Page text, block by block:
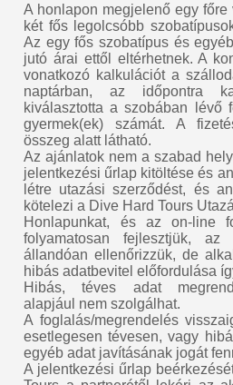
A honlapon megjelenő egy
két fős legolcsóbb
Az egy fős szobatípus és
jutó árai ettől eltérhetnek. A
vonatkozó kalkulációt a
naptárban, az időpontra
kiválasztotta a szobában lévő
gyermek(ek) számát. A
összeg alatt látható.
Az ajánlatok nem a szabad
jelentkezési űrlap kitöltése és
létre utazási szerződést, és
kötelezi a Dive Hard Tours
Honlapunkat, és az on-line
folyamatosan fejlesztjük,
állandóan ellenőrizzük, de
hibás adatbevitel előfordulása
Hibás, téves adat
alapjául nem szolgálhat.
A foglalás/megrendelés
esetlegesen tévesen, vagy
egyéb adat javításának jogát
A jelentkezési űrlap